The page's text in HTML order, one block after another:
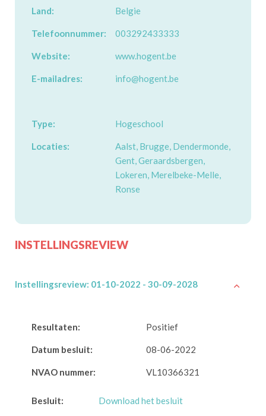
Land: Belgie
Telefoonnummer: 003292433333
Website: www.hogent.be
E-mailadres: info@hogent.be
Type: Hogeschool
Locaties:
Aalst, Brugge, Dendermonde,
Gent, Geraardsbergen,
Lokeren, Merelbeke-Melle,
Ronse
INSTELLINGSREVIEW
Instellingsreview: 01-10-2022 - 30-09-2028
Resultaten: Positief
Datum besluit: 08-06-2022
NVAO nummer: VL10366321
Besluit: Download het besluit